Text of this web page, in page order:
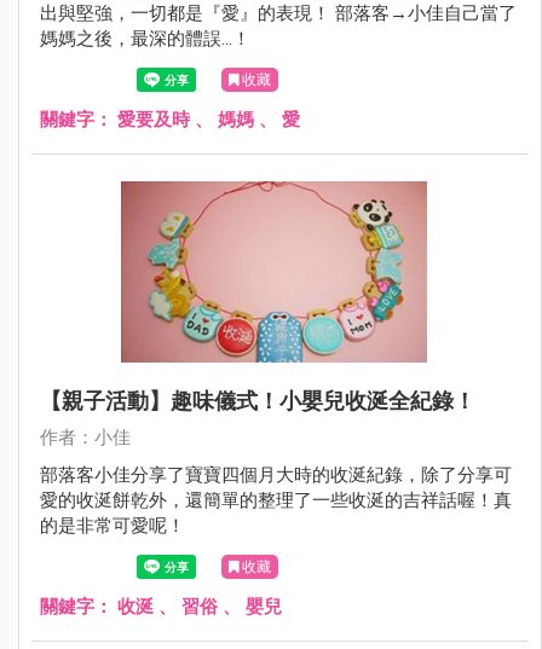
出與堅強，一切都是『愛』的表現！ 部落客→小佳自己當了
媽媽之後，最深的體誤…！
收藏
關鍵字： 愛要及時 、 媽媽 、 愛
【親子活動】趣味儀式！小嬰兒收涎全紀錄！
作者：小佳
部落客小佳分享了寶寶四個月大時的收涎紀錄，除了分享可
愛的收涎餅乾外，還簡單的整理了一些收涎的吉祥話喔！真
的是非常可愛呢！
收藏
關鍵字： 收涎 、 習俗 、 嬰兒